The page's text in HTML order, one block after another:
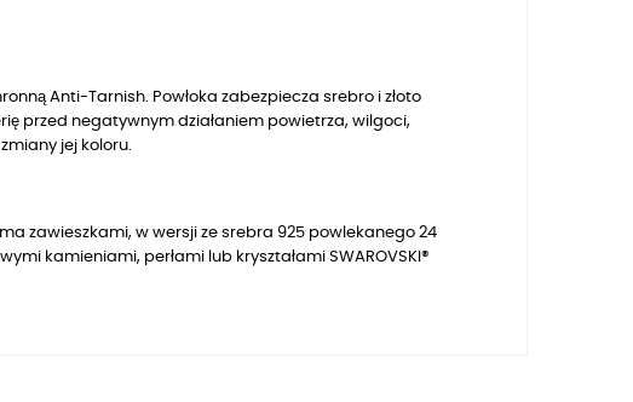
Anti-Tarnish. Powłoka zabezpiecza srebro i złoto
przed negatywnym działaniem powietrza, wilgoci,
jej koloru.
zawieszkami, w wersji ze srebra 925 powlekanego 24
kamieniami, perłami lub kryształami SWAROVSKI®